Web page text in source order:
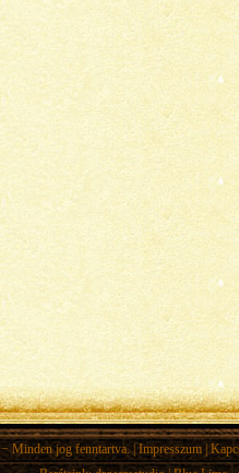
− Minden jog fenntartva. | Impresszum|